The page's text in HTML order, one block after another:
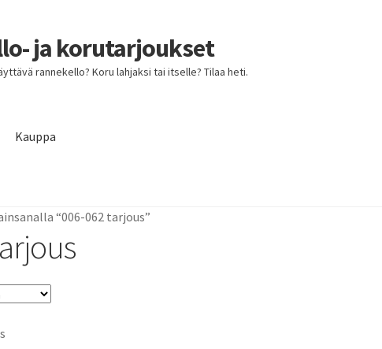
ja korutarjoukset
rannekello? Koru lahjaksi tai itselle? Tilaa heti.
Kauppa
“006-062 tarjous”